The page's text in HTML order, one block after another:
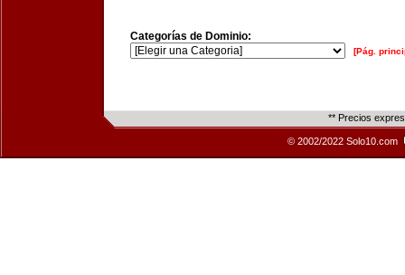
Categorías de Dominio:
[Pág.
** Precios
© 2002/2022 Solo10.com